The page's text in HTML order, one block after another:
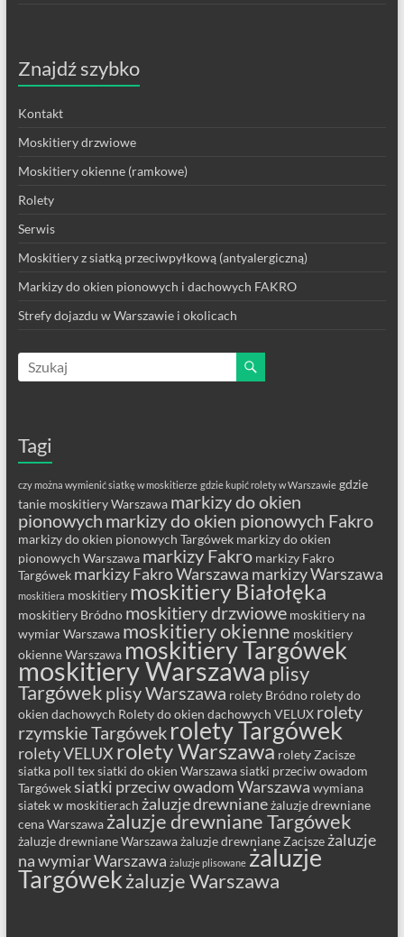
Znajdź szybko
Kontakt
Moskitiery drzwiowe
Moskitiery okienne (ramkowe)
Rolety
Serwis
Moskitiery z siatką przeciwpyłkową (antyalergiczną)
Markizy do okien pionowych i dachowych FAKRO
Strefy dojazdu w Warszawie i okolicach
Tagi
czy można wymienić siatkę w moskitierze gdzie kupić rolety w Warszawie gdzie
tanie moskitiery Warszawa markizy do okien
pionowych markizy do okien pionowych Fakro
markizy do okien pionowych Targówek markizy do okien
pionowych Warszawa markizy Fakro markizy Fakro
Targówek markizy Fakro Warszawa markizy Warszawa
moskitiera moskitiery moskitiery Białołęka
moskitiery Bródno moskitiery drzwiowe moskitiery na
wymiar Warszawa moskitiery okienne moskitiery
okienne Warszawa moskitiery Targówek
moskitiery Warszawa plisy
Targówek plisy Warszawa rolety Bródno rolety do
okien dachowych Rolety do okien dachowych VELUX rolety
rzymskie Targówek rolety Targówek
rolety VELUX rolety Warszawa rolety Zacisze
siatka poll texsiatki do okien Warszawasiatki przeciw owadom
Targóweksiatki przeciw owadom Warszawa wymiana
siatek w moskitierach żaluzje drewnianeżaluzje drewniane
cena Warszawa żaluzje drewniane Targówek
żaluzje drewniane Warszaważaluzje drewniane Zacisze żaluzje
na wymiar Warszawa żaluzje plisowane żaluzje
Targówekżaluzje Warszawa